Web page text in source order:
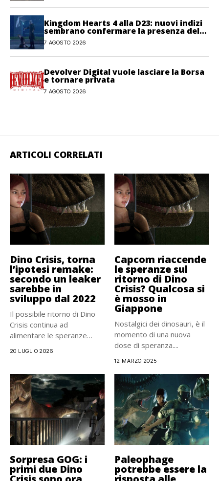
Kingdom Hearts 4 alla D23: nuovi indizi
sembrano confermare la presenza del
gioco
7 AGOSTO 2026
Devolver Digital vuole lasciare la Borsa
e tornare privata
7 AGOSTO 2026
ARTICOLI CORRELATI
Dino Crisis, torna
l’ipotesi remake:
secondo un leaker
sarebbe in
sviluppo dal 2022
Il possibile ritorno di Dino
Crisis continua ad
alimentare le speranze
20 LUGLIO 2026
Capcom riaccende
le speranze sul
ritorno di Dino
Crisis? Qualcosa si
è mosso in
Giappone
Nostalgici dei dinosauri, è il
momento di una nuova
dose di speranza....
12 MARZO 2025
Sorpresa GOG: i
primi due Dino
Paleophage
potrebbe essere la